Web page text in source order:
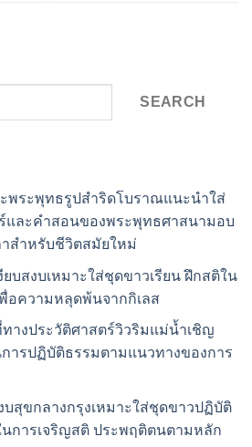
SEARCH
พระพุทธรูปสำริดโบราณแนะนำใส่
และคำสอนของพระพุทธศาสนามอบ
สำหรับชีวิตสมัยใหม่
บสงบเหมาะใส่ชุดขาวเรียน ฝึกสติใน
อความหลุดพ้นจากกิเลส
างประวัติศาสตร์วิวริมแม่น้ำเชิญ
ารปฏิบัติธรรมตามแนวทางของการ
บสุขกลางกรุงเหมาะใส่ชุดขาวปฏิบัติ
การเจริญสติ ประพฤติตนตามหลัก